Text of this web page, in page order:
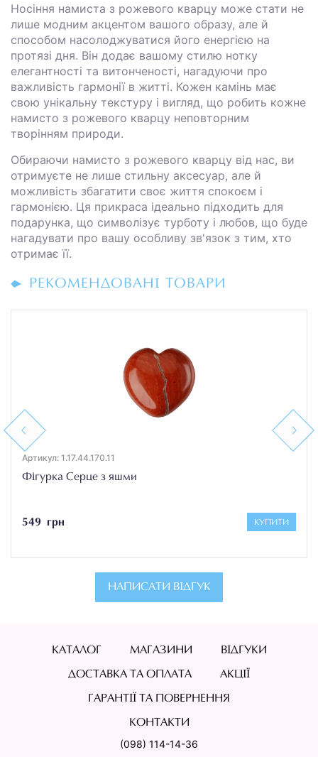
Носіння намиста з рожевого кварцу може стати не
лише модним акцентом вашого образу, але й
способом насолоджуватися його енергією на
протязі дня. Він додає вашому стилю нотку
елегантності та витонченості, нагадуючи про
важливість гармонії в житті. Кожен камінь має
свою унікальну текстуру і вигляд, що робить кожне
намисто з рожевого кварцу неповторним
творінням природи.
Обираючи намисто з рожевого кварцу від нас, ви
отримуєте не лише стильну аксесуар, але й
можливість збагатити своє життя спокоєм і
гармонією. Ця прикраса ідеально підходить для
подарунка, що символізує турботу і любов, що буде
нагадувати про вашу особливу зв'язок з тим, хто
отримає її.
РЕКОМЕНДОВАНІ ТОВАРИ
Previous
Артикул: 1.17.44.170.11
Фігурка Серце з яшми
549 грн КУПИТИ
Next
НАПИСАТИ ВІДГУК
КАТАЛОГ МАГАЗИНИ ВІДГУКИ
ДОСТАВКА ТА ОПЛАТА АКЦІЇ
ГАРАНТІЇ ТА ПОВЕРНЕННЯ
КОНТАКТИ
(098) 114-14-36